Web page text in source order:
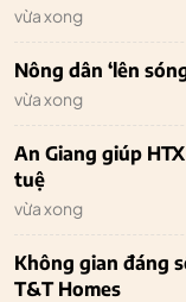
vừa xong
Nông dân ‘lên
vừa xong
An Giang giúp
tuệ
vừa xong
Không gian đáng
T&T Homes